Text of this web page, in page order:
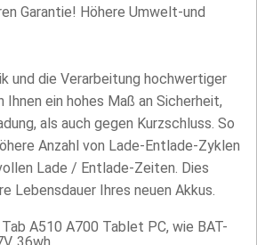
Garantie! Höhere Umwelt-und
und die Verarbeitung hochwertiger
Ihnen ein hohes Maß an Sicherheit,
als auch gegen Kurzschluss. So
Anzahl von Lade-Entlade-Zyklen
Lade / Entlade-Zeiten. Dies
Lebensdauer Ihres neuen Akkus.
A510 A700 Tablet PC, wie BAT-